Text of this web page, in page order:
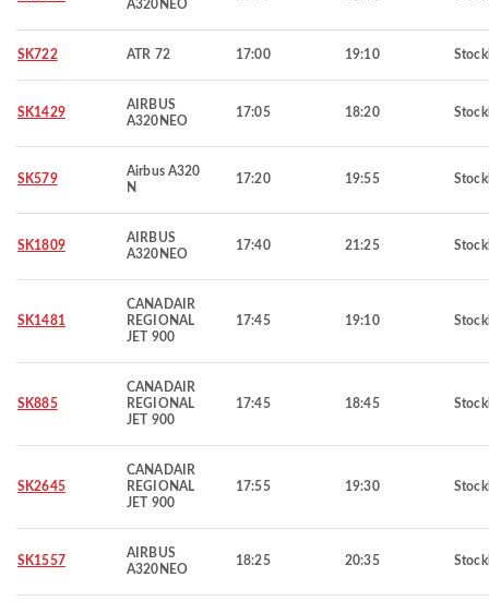
A320NEO
SK722 ATR 72 17:00 19:10
SK1429
AIRBUS
A320NEO
17:05 18:20
SK579
Airbus A320
N
17:20 19:55
SK1809
AIRBUS
A320NEO
17:40 21:25
SK1481
CANADAIR
REGIONAL
JET 900
17:45 19:10
SK885
CANADAIR
REGIONAL
JET 900
17:45 18:45
SK2645
CANADAIR
REGIONAL
JET 900
17:55 19:30
SK1557
AIRBUS
A320NEO
18:25 20:35